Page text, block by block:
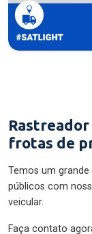
frotas de
Temos um
públicos com
veicular.
Faça contato